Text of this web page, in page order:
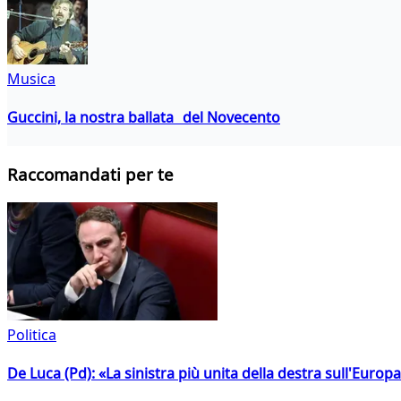
Musica
Guccini, la nostra ballata del Novecento
Raccomandati per te
Politica
De Luca (Pd): «La sinistra più unita della destra